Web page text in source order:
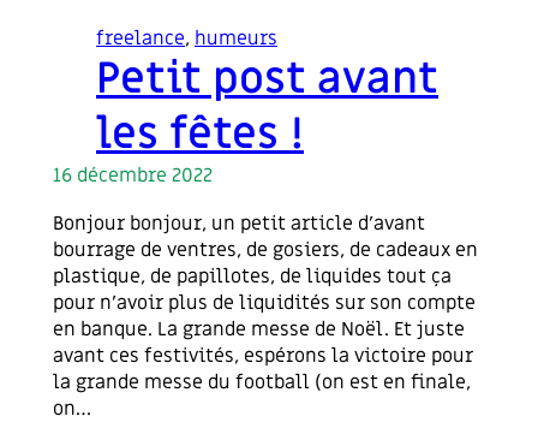
freelance, humeurs
Petit post avant
les fêtes !
16 décembre 2022
Bonjour bonjour, un petit article d’avant
bourrage de ventres, de gosiers, de cadeaux en
plastique, de papillotes, de liquides tout ça
pour n’avoir plus de liquidités sur son compte
en banque. La grande messe de Noël. Et juste
avant ces festivités, espérons la victoire pour
la grande messe du football (on est en finale,
on…